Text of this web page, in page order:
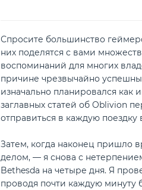
Спросите большинство
них поделятся с вами
воспоминаний для многих
причине чрезвычайно
изначально планировался как
заглавных статей об Oblivion
отправиться в каждую
Затем, когда наконец пришло
делом, — я снова с
Bethesda на четыре дня. Я
проводя почти каждую минуту